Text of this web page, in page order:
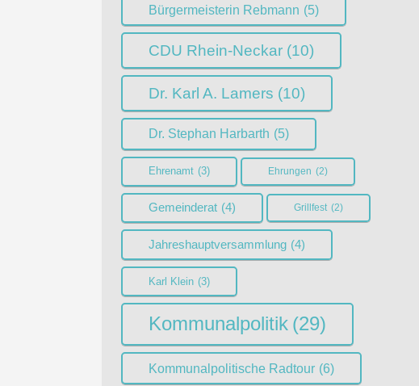
Bürgermeisterin Rebmann (5)
CDU Rhein-Neckar (10)
Dr. Karl A. Lamers (10)
Dr. Stephan Harbarth (5)
Ehrenamt (3) Ehrungen (2)
Gemeinderat (4) Grillfest (2)
Jahreshauptversammlung (4)
Karl Klein (3)
Kommunalpolitik (29)
Kommunalpolitische Radtour (6)